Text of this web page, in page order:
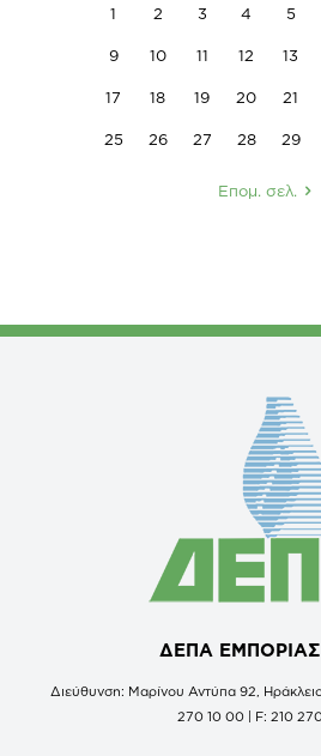
1 2 3 4 5
9 10 11 12 13
17 18 19 20 21
25 26 27 28 29
Επομ. σελ.
ΔΕΠΑ
Διεύθυνση: Μαρίνου Αντύπα 92, Ηράκλειο
270 10 00 | F: 210